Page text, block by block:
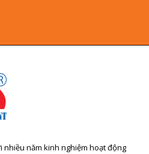
nhiều năm kinh nghiệm hoạt động